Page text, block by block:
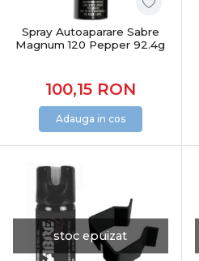
Spray Autoaparare Sabre
Magnum 120 Pepper 92.4g
100,15 RON
Adauga in cos
stoc epuizat